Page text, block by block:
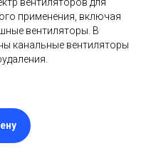
применения, включая
вентиляторы. В
канальные вентиляторы